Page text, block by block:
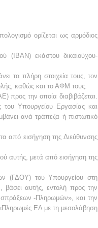
ορίζεται ως αρμόδιος
(ΙΒΑΝ) εκάστου δικαιούχου-
τα πλήρη στοιχεία τους, τον
καθώς και το ΑΦΜ τους.
προς την οποία διαβιβάζεται.
του Υπουργείου Εργασίας και
ανά τράπεζα ή πιστωτικό
από εισήγηση της Διεύθυνσης
αυτής, μετά από εισήγηση της
(ΓΔΟΥ) του Υπουργείου στη
βάσει αυτής, εντολή προς την
-Πληρωμών», και την
ΕΔ με τη μεσολάβηση